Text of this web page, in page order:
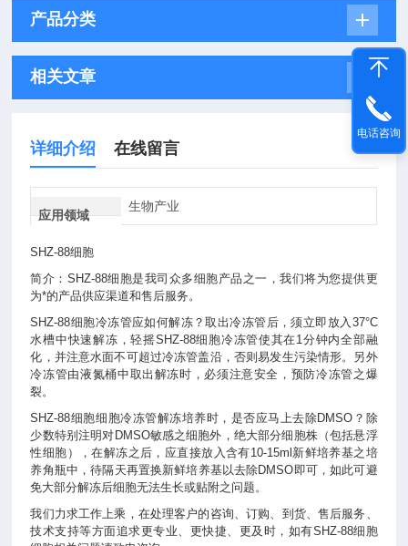
产品分类
相关文章
详细介绍 在线留言
应用领域
生物产业
SHZ-88细胞
简介：SHZ-88细胞是我司众多细胞产品之一，我们将为您提供更
为*的产品供应渠道和售后服务。
SHZ-88细胞冷冻管应如何解冻？取出冷冻管后，须立即放入37°C
水槽中快速解冻，轻摇SHZ-88细胞冷冻管使其在1分钟内全部融
化，并注意水面不可超过冷冻管盖沿，否则易发生污染情形。另外
冷冻管由液氮桶中取出解冻时，必须注意安全，预防冷冻管之爆
裂。
SHZ-88细胞细胞冷冻管解冻培养时，是否应马上去除DMSO？除
少数特别注明对DMSO敏感之细胞外，绝大部分细胞株（包括悬浮
性细胞），在解冻之后，应直接放入含有10-15ml新鲜培养基之培
养角瓶中，待隔天再置换新鲜培养基以去除DMSO即可，如此可避
免大部分解冻后细胞无法生长或贴附之问题。
我们力求工作上乘，在处理客户的咨询、订购、到货、售后服务、
技术支持等方面追求更专业、更快捷、更及时，如有SHZ-88细胞
电话咨询